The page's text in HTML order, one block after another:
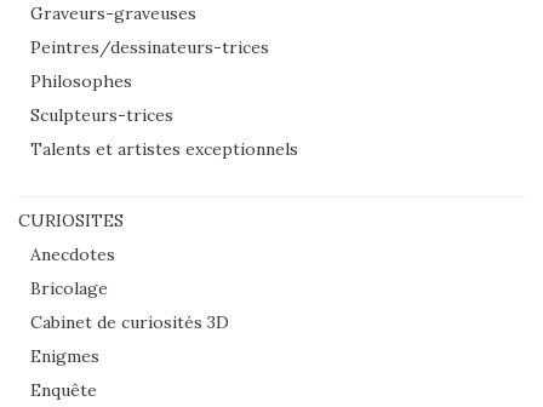
Graveurs-graveuses
Peintres/dessinateurs-trices
Philosophes
Sculpteurs-trices
Talents et artistes exceptionnels
CURIOSITES
Anecdotes
Bricolage
Cabinet de curiosités 3D
Enigmes
Enquête